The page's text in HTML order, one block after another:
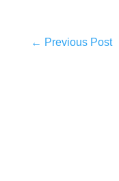
← Previous Post